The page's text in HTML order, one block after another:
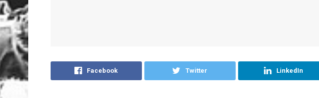
Facebook Twitter LinkedIn